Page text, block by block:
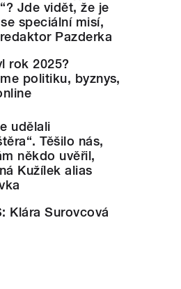
Jde vidět, že je
speciální misí,
Pazderka
rok 2025?
politiku, byznys,
udělali
Těšilo nás,
někdo uvěřil,
Kužílek alias
Klára Surovcová